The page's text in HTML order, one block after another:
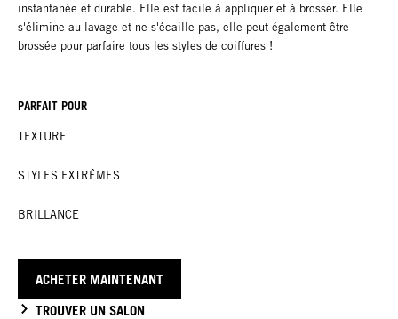
instantanée et durable. Elle est facile à appliquer et à brosser. Elle
s'élimine au lavage et ne s'écaille pas, elle peut également être
brossée pour parfaire tous les styles de coiffures !
PARFAIT POUR
TEXTURE
STYLES EXTRÊMES
BRILLANCE
ACHETER MAINTENANT
TROUVER UN SALON